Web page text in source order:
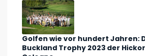
Golfen wie vor hundert Jahren:
Buckland Trophy 2023 der